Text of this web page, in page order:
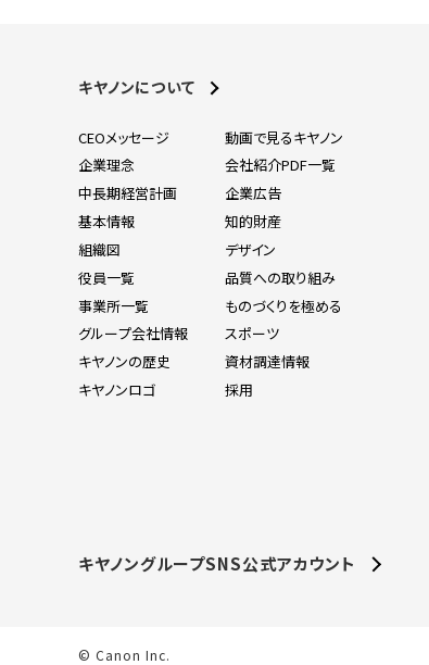
キヤノンについて
CEOメッセージ
企業理念
中長期経営計画
基本情報
組織図
役員一覧
事業所一覧
グループ会社情報
キヤノンの歴史
キヤノンロゴ
動画で見るキヤノン
会社紹介PDF一覧
企業広告
知的財産
デザイン
品質への取り組み
ものづくりを極める
スポーツ
資材調達情報
採用
キヤノングループSNS公式アカウント
© Canon Inc.